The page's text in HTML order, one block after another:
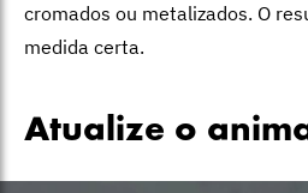
cromados ou metalizados. O
medida certa.
Atualize o